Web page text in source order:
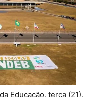
Educação, terça (21),